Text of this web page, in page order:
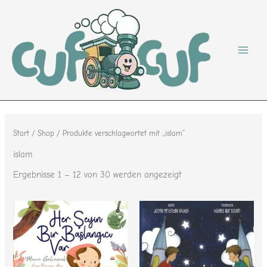
Start /Shop / Produkte verschlagwortet mit „islam“
islam
Ergebnisse 1 – 12 von 30 werden angezeigt